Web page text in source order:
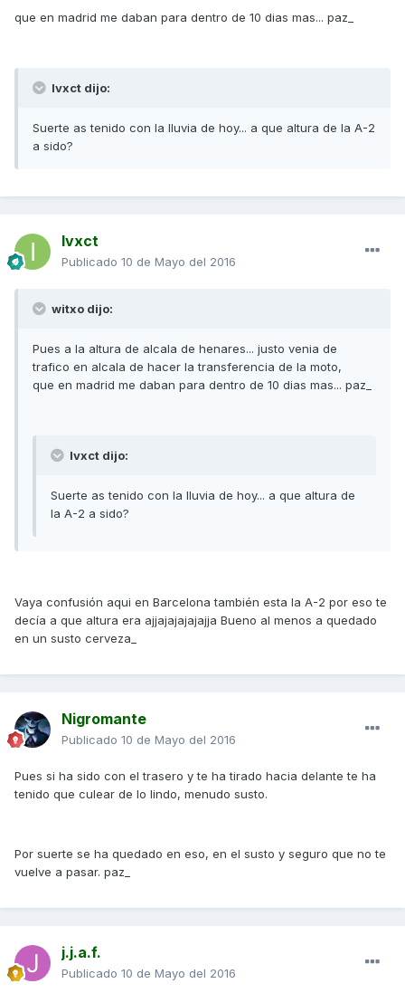
que en madrid me daban para dentro de 10 dias mas... paz_
Ivxct dijo:
Suerte as tenido con la lluvia de hoy... a que altura de la A-2
a sido?
Ivxct
Publicado 10 de Mayo del 2016
witxo dijo:
Pues a la altura de alcala de henares... justo venia de
trafico en alcala de hacer la transferencia de la moto,
que en madrid me daban para dentro de 10 dias mas... paz_
Ivxct dijo:
Suerte as tenido con la lluvia de hoy... a que altura de
la A-2 a sido?
Vaya confusión aqui en Barcelona también esta la A-2 por eso te
decía a que altura era ajjajajajajajja Bueno al menos a quedado
en un susto cerveza_
Nigromante
Publicado 10 de Mayo del 2016
Pues si ha sido con el trasero y te ha tirado hacia delante te ha
tenido que culear de lo lindo, menudo susto.
Por suerte se ha quedado en eso, en el susto y seguro que no te
vuelve a pasar. paz_
j.j.a.f.
Publicado 10 de Mayo del 2016